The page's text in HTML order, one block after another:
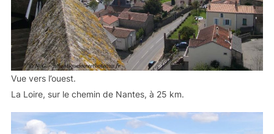
Vue vers l’ouest.
La Loire, sur le chemin de Nantes, à 25 km.